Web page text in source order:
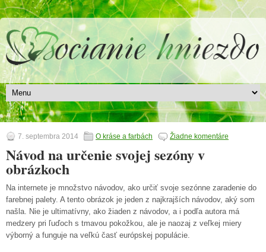
7. septembra 2014 O kráse a farbách Žiadne komentáre
Návod na určenie svojej sezóny v
obrázkoch
Na internete je množstvo návodov, ako určiť svoje sezónne zaradenie do
farebnej palety. A tento obrázok je jeden z najkrajších návodov, aký som
našla. Nie je ultimatívny, ako žiaden z návodov, a i podľa autora má
medzery pri ľuďoch s tmavou pokožkou, ale je naozaj z veľkej miery
výborný a funguje na veľkú časť európskej populácie.